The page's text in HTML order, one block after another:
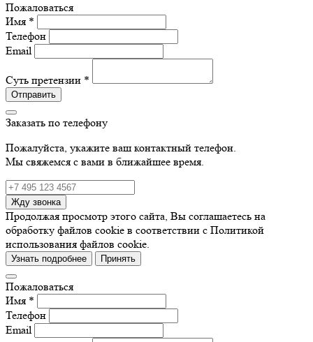
Пожаловаться
Имя *
Телефон
Email
Суть претензии *
Отправить
Заказать по телефону
Пожалуйста, укажите ваш контактный телефон.
Мы свяжемся с вами в ближайшее время.
Жду звонка
Продолжая просмотр этого сайта, Вы соглашаетесь на
обработку файлов cookie в соответствии с Политикой
использования файлов cookie.
Узнать подробнее Принять
Пожаловаться
Имя *
Телефон
Email